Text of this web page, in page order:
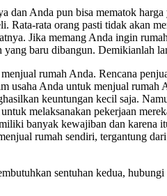
Anda pun bisa mematok
Rata-rata orang pasti tidak akan
Jika memang Anda ingin
baru dibangun. Demikianlah
rumah Anda. Rencana
Anda untuk menjual
keuntungan kecil saja.
melaksanakan pekerjaan
banyak kewajiban dan karena
rumah sendiri, tergantung
sentuhan kedua,